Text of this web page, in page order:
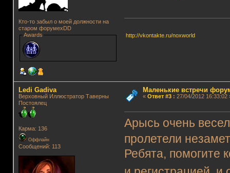
Кто-то забыл о моей должности на
старом форумеxDD
Awards
http://vkontakte.ru/noxworld
Ledi Gadiva
Верховный Иллюстратор Таверны
Постоялец
Карма: 136
Оффлайн
Сообщений: 113
Маленькие встречи
« Ответ #3: 27/04/2012 16:33:02
Арысь очень
пролетели
Ребята, помогите